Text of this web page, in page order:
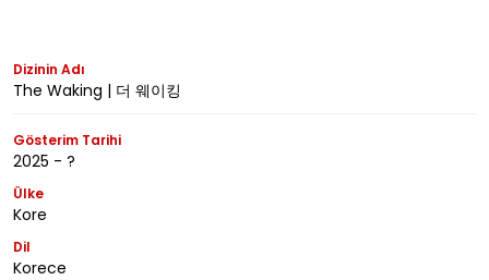
Dizinin Adı
The Waking | 더 웨이킹
Gösterim Tarihi
2025 - ?
Ülke
Kore
Dil
Korece